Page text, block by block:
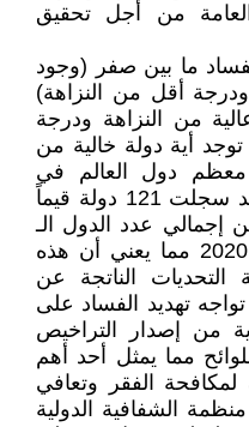
من أجل تحقيق
ما بين صفر (وجود
أقل من النزاهة)
عالية من النزاهة ودرجة
أية دولة خالية من
معظم دول العالم في
معالجة الفساد بشكل فعال. وقد سجلت 121 دولة قيماً
بما يمثل 67.2% من إجمالي عدد الدول الـ
180 المتضمنة في مؤشر عام 2020 مما يعني أن هذه
الناتجة عن
تهديد الفساد على
من إصدار التراخيص
مما يمثل أحد أهم
لمكافحة الفقر وتعافي
الشفافية الدولية